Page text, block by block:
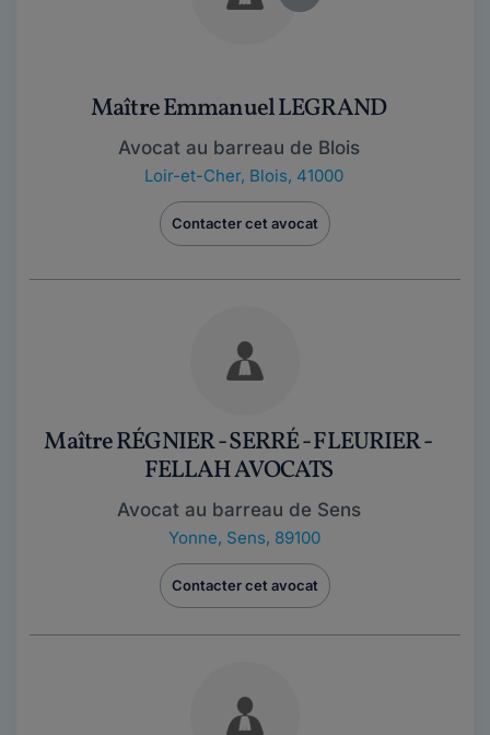
Maître Emmanuel LEGRAND
Avocat au barreau de Blois
Loir-et-Cher, Blois, 41000
Contacter cet avocat
Maître RÉGNIER - SERRÉ - FLEURIER -
FELLAH AVOCATS
Avocat au barreau de Sens
Yonne, Sens, 89100
Contacter cet avocat